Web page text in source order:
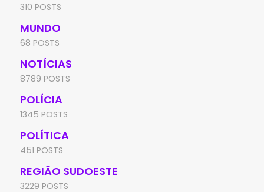
310 POSTS
MUNDO
68 POSTS
NOTÍCIAS
8789 POSTS
POLÍCIA
1345 POSTS
POLÍTICA
451 POSTS
REGIÃO SUDOESTE
3229 POSTS